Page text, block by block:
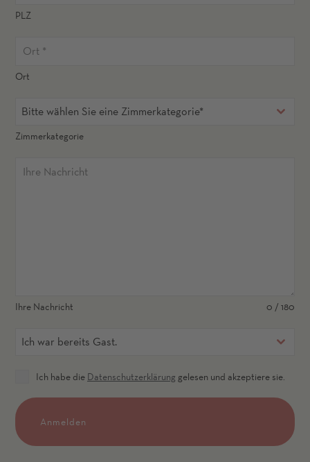
PLZ
Ort
Bitte wählen Sie eine Zimmerkategorie*
Zimmerkategorie
Ihre Nachricht 0 / 180
Ich war bereits Gast.
Ich habe die Datenschutzerklärung gelesen und akzeptiere sie.
Anmelden